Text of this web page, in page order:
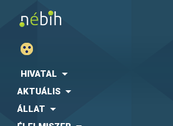
HIVATAL
AKTUÁLIS
ÁLLAT